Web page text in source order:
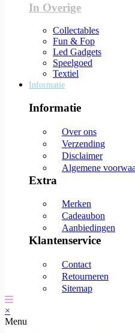
In Overige
Collectables
Fun & Fop
Led Gadgets
Speelgoed
Textiel
Informatie
Informatie
Over ons
Verzending
Disclaimer
Algemene
Extra
Merken
Cadeaubon
Aanbiedingen
Klantenservice
Contact
Retourneren
Sitemap
×
Menu